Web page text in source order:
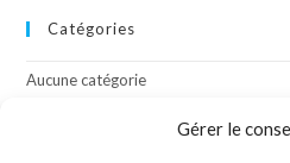
Gérer le
Catégories
Aucune catégorie